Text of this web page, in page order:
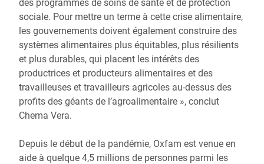
des programmes de soins de santé et de protection
sociale. Pour mettre un terme à cette crise alimentaire,
les gouvernements doivent également construire des
systèmes alimentaires plus équitables, plus résilients
et plus durables, qui placent les intérêts des
productrices et producteurs alimentaires et des
travailleuses et travailleurs agricoles au-dessus des
profits des géants de l’agroalimentaire », conclut
Chema Vera.
Depuis le début de la pandémie, Oxfam est venue en
aide à quelque 4,5 millions de personnes parmi les